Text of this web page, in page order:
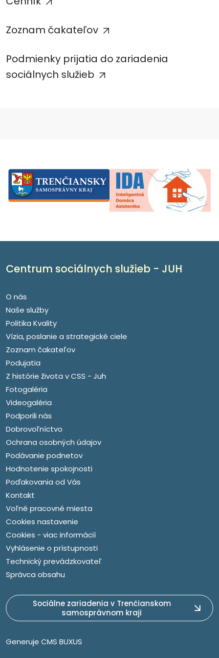
Zoznam čakateľov
Podmienky prijatia do zariadenia
sociálnych služieb
Centrum sociálnych služieb - JUH
O nás
Naše služby
Politika Kvality
Vízia, poslanie a strategické ciele
Zoznam čakateľov
Podujatia
Z histórie života v CSS - Juh
Fotogaléria
Videogaléria
Podporili nás
Dobrovoľníctvo
Ochrana osobných údajov
Podávanie podnetov
Hodnotenie spokojnosti
Poďakovania od Vás
Kontakt
Voľné pracovné miesta
Cookies nastavenie
Cookies - viac informácií
Vyhlásenie o prístupnosti
Technický prevádzkovateľ
Správca obsahu
Sociálne zariadenia v Trenčianskom
samosprávnom kraji
Generuje CMS BUXUS